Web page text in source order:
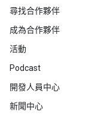
尋找合作夥伴
成為合作夥伴
活動
Podcast
開發人員中心
新聞中心